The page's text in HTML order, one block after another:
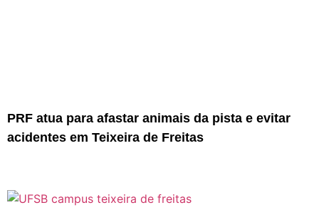
PRF atua para afastar animais da pista e evitar
acidentes em Teixeira de Freitas